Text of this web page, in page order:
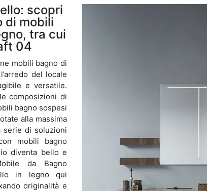
scopri
di mobili
tra cui
04
mobili bagno di
del locale
e versatile.
composizioni di
bagno sospesi
alla massima
serie di soluzioni
mobili bagno
diventa bello e
da Bagno
in legno qui
originalità e